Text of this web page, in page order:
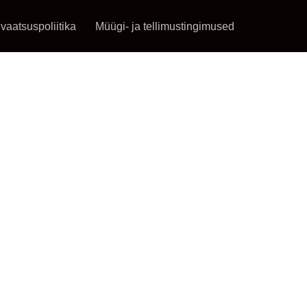
Müügi- ja tellimustingimused